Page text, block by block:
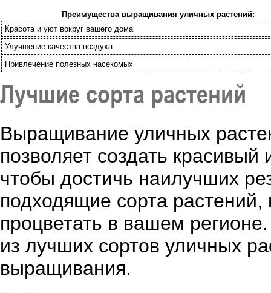
Преимущества выращивания уличных растений:
Красота и уют вокруг вашего дома
Улучшение качества воздуха
Привлечение полезных насекомых
Лучшие сорта растений
Выращивание уличных
позволяет создать
чтобы достичь наилучших
подходящие сорта растений,
процветать в вашем
из лучших сортов уличных
выращивания.